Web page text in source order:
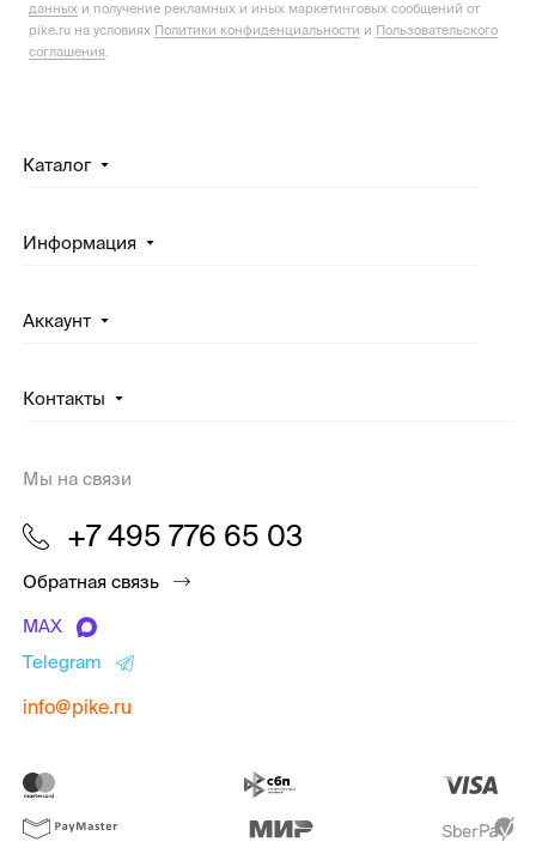
данных и получение рекламных и иных маркетинговых сообщений от
pike.ru на условиях Политики конфиденциальности и Пользовательского
соглашения
Каталог
Информация
Аккаунт
Контакты
Мы на связи
+7 495 776 65 03
Обратная связь
MAX
Telegram
info@pike.ru